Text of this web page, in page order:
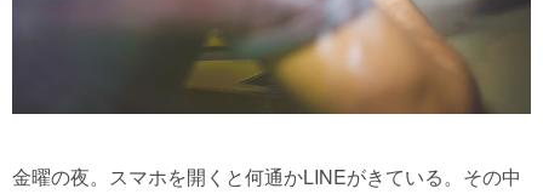
金曜の夜。スマホを開くと何通かLINEがきている。その中